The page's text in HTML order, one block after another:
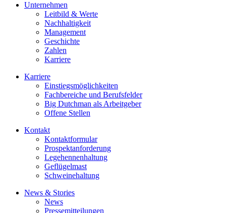
Unternehmen
Leitbild & Werte
Nachhaltigkeit
Management
Geschichte
Zahlen
Karriere
Karriere
Einstiegsmöglichkeiten
Fachbereiche und Berufsfelder
Big Dutchman als Arbeitgeber
Offene Stellen
Kontakt
Kontaktformular
Prospektanforderung
Legehennenhaltung
Geflügelmast
Schweinehaltung
News & Stories
News
Pressemitteilungen